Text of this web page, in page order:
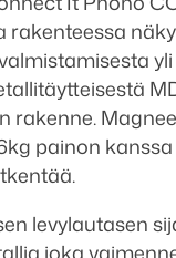
rakenne.
painon
levylautasen